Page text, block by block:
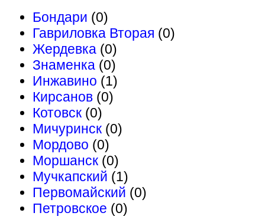
Бондари (0)
Гавриловка Вторая (0)
Жердевка (0)
Знаменка (0)
Инжавино (1)
Кирсанов (0)
Котовск (0)
Мичуринск (0)
Мордово (0)
Моршанск (0)
Мучкапский (1)
Первомайский (0)
Петровское (0)